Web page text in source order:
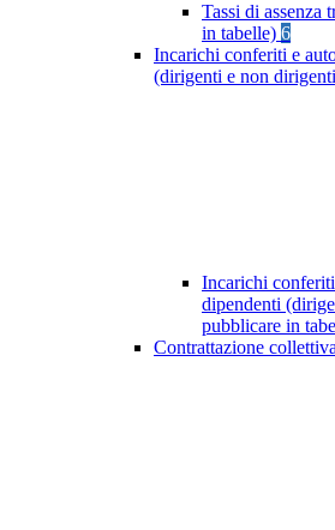
Tassi di assenza
in tabelle) 6
Incarichi conferiti e
(dirigenti e non
Incarichi
dipendenti
pubblicare in
Contrattazione collettiva